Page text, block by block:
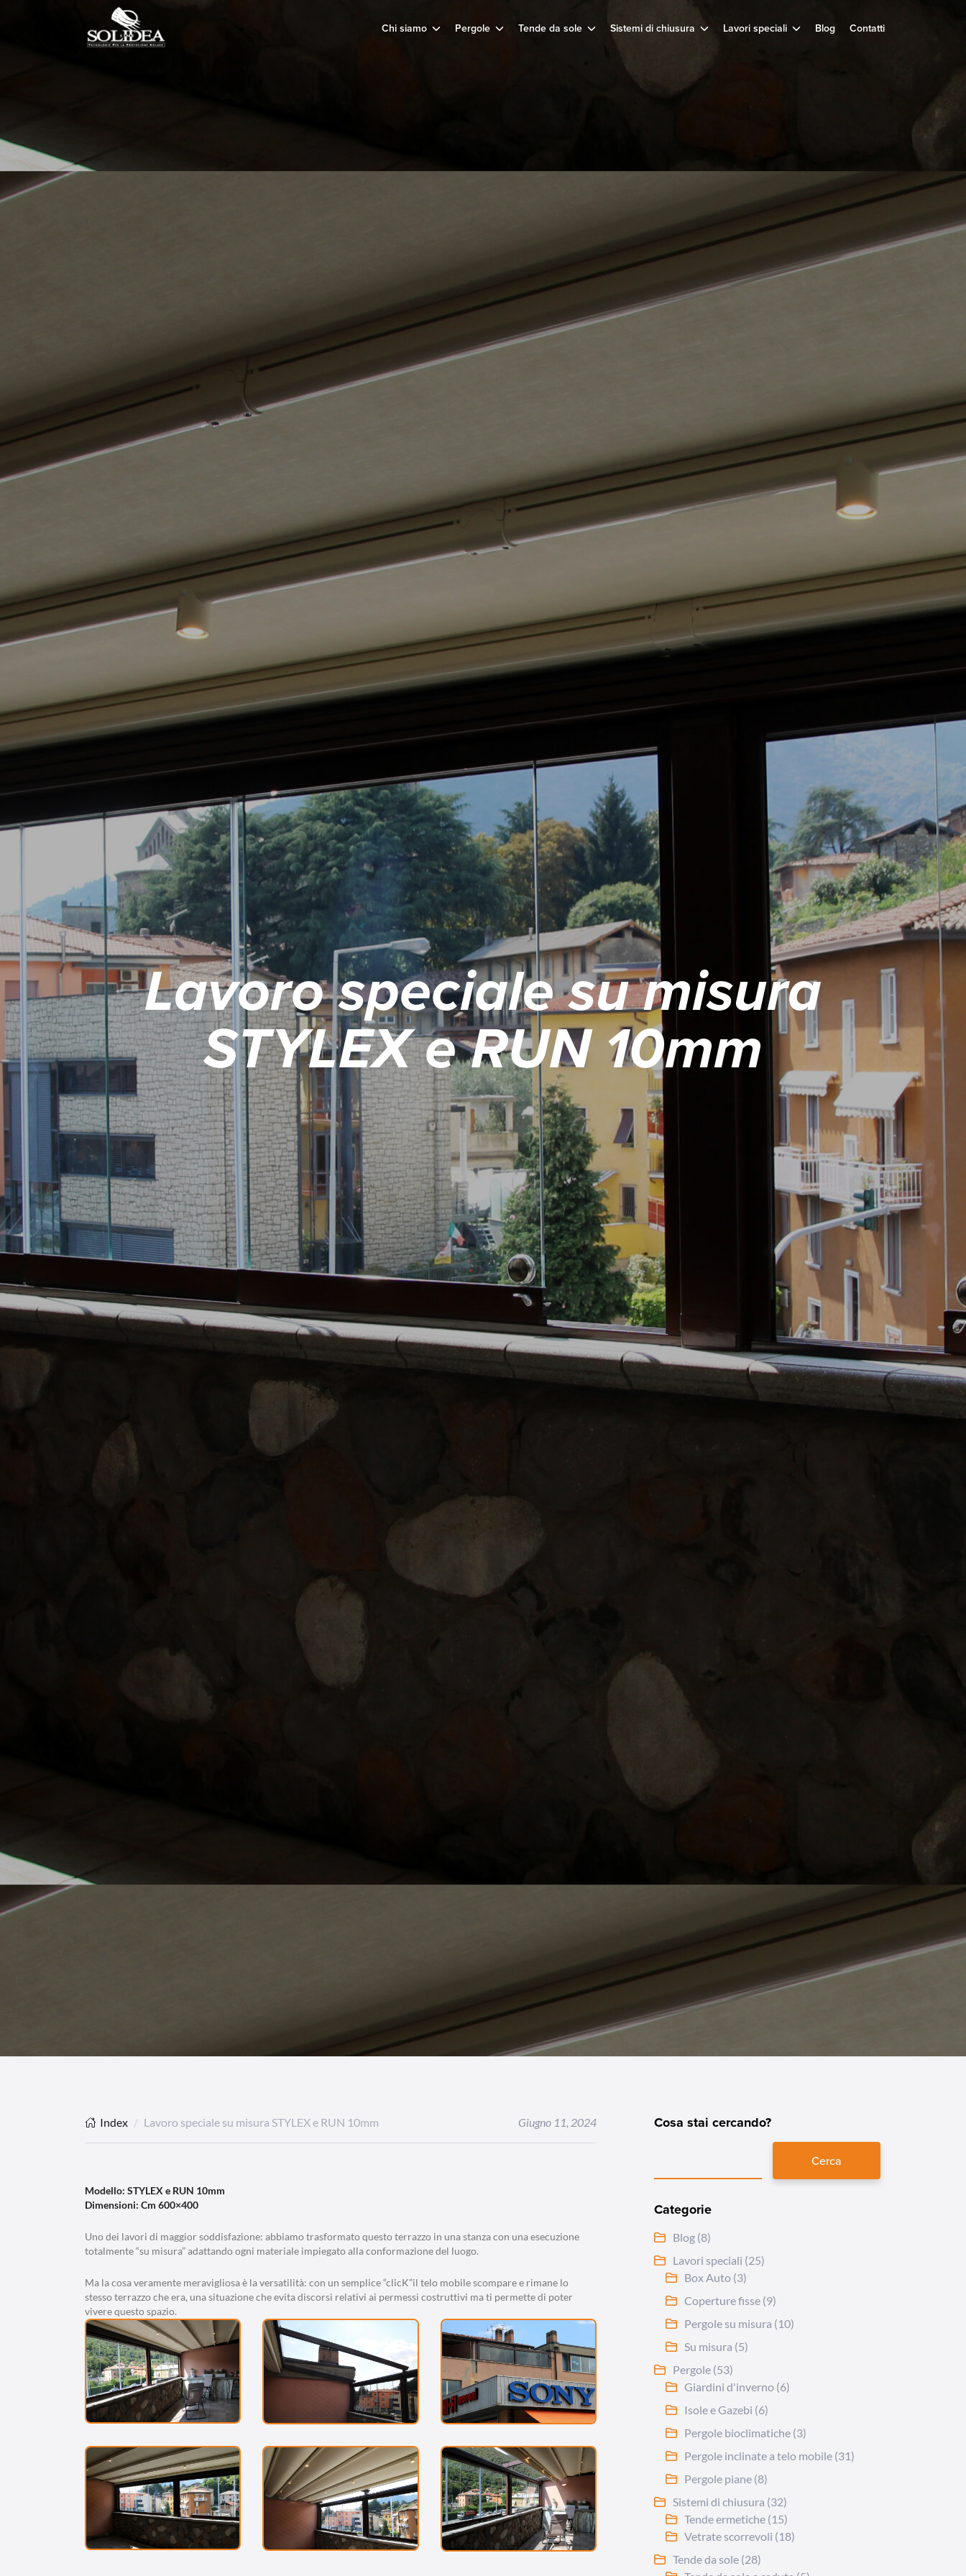
Chi siamo Pergole Tende da sole Sistemi di chiusura Lavori speciali Blog Contatti
Lavoro speciale su misura
STYLEX e RUN 10mm
Index Lavoro speciale su misura STYLEX e RUN 10mm Giugno 11, 2024
Modello: STYLEX e RUN 10mm
Dimensioni: Cm 600×400
Uno dei lavori di maggior soddisfazione: abbiamo trasformato questo terrazzo in una stanza con una esecuzione
totalmente “su misura” adattando ogni materiale impiegato alla conformazione del luogo.
Ma la cosa veramente meravigliosa è la versatilità: con un semplice “clicK”il telo mobile scompare e rimane lo
stesso terrazzo che era, una situazione che evita discorsi relativi ai permessi costruttivi ma ti permette di poter
vivere questo spazio.
Cosa stai cercando?
Cerca
Categorie
Blog (8)
Lavori speciali (25)
Box Auto (3)
Coperture fisse (9)
Pergole su misura (10)
Su misura (5)
Pergole (53)
Giardini d'inverno (6)
Isole e Gazebi (6)
Pergole bioclimatiche (3)
Pergole inclinate a telo mobile (31)
Pergole piane (8)
Sistemi di chiusura (32)
Tende ermetiche (15)
Vetrate scorrevoli (18)
Tende da sole (28)